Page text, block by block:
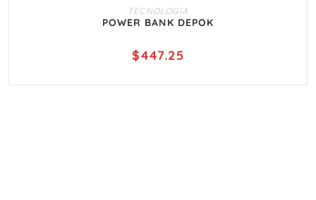
AÑADIR AL CARRITO
TECNOLOGIA
POWER BANK DEPOK
$447.25